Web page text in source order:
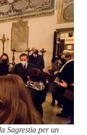
Sagrestia per un